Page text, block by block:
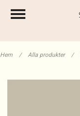
Hem / Alla produkter /